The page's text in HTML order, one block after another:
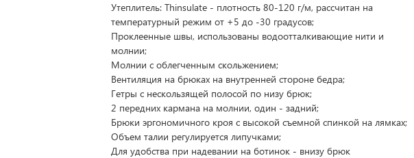
Утеплитель: Thinsulate - плотность 80-120 г/м, рассчитан на
температурный режим от +5 до -30 градусов;
Проклеенные швы, использованы водоотталкивающие нити и
молнии;
Молнии с облегченным скольжением;
Вентиляция на брюках на внутренней стороне бедра;
Гетры с нескользящей полосой по низу брюк;
2 передних кармана на молнии, один - задний;
Брюки эргономичного кроя с высокой съемной спинкой на лямках;
Объем талии регулируется липучками;
Для удобства при надевании на ботинок - внизу брюк